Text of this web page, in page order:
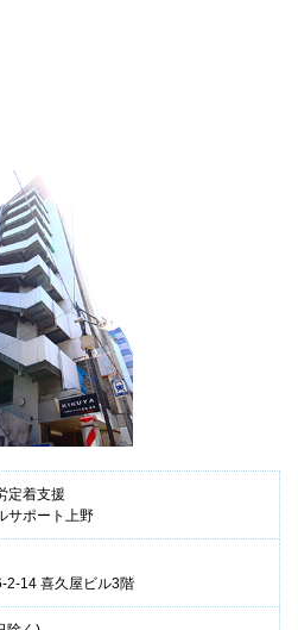
定着支援
サポート上野
2-14 喜久屋ビル3階